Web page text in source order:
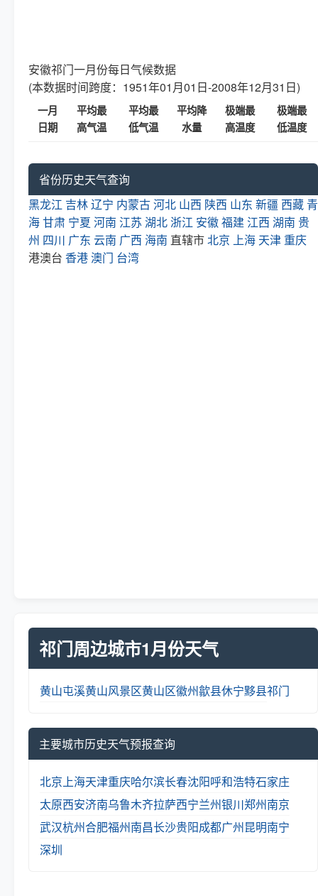
安徽祁门一月份每日气候数据
(本数据时间跨度：1951年01月01日-2008年12月31日)
一月
日期
平均最
高气温
平均最
低气温
平均降
水量
极端最
高温度
极端最
低温度
省份历史天气查询
黑龙江 吉林辽宁 内蒙古河北 山西 陕西 山东 新疆 西藏 青
海甘肃 宁夏 河南 江苏 湖北 浙江 安徽福建 江西 湖南 贵
州 四川 广东 云南 广西 海南 直辖市北京 上海 天津 重庆
港澳台 香港澳门 台湾
祁门周边城市1月份天气
黄山屯溪黄山风景区黄山区徽州歙县休宁黟县祁门
主要城市历史天气预报查询
北京 上海天津重庆哈尔滨长春沈阳呼和浩特石家庄
太原西安济南乌鲁木齐拉萨西宁兰州银川郑州南京
武汉杭州合肥福州南昌长沙贵阳成都广州昆明南宁
深圳